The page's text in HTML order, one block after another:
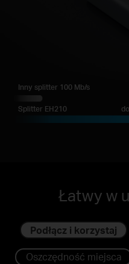
Inny splitter 100 Mb/s
Splitter EH210 do
Łatwy w
Podłącz i korzystaj
Oszczędność miejsca